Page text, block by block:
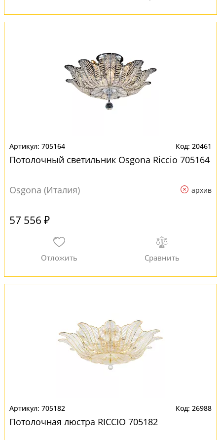
705164 20461
Потолочный светильник Osgona Riccio 705164
Osgona (Италия) архив
57 556 ₽
705182 26988
Потолочная люстра RICCIO 705182